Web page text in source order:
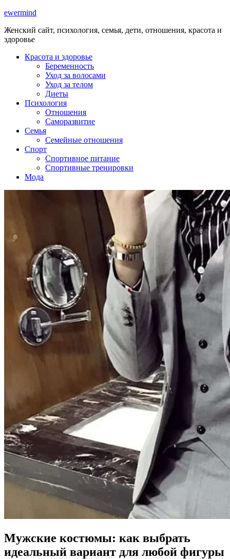
ewermind
Женский сайт, психология, семья, дети, отношения, красота и
здоровье
Красота и здоровье
Беременность
Уход за волосами
Уход за телом
Диеты
Психология
Отношения
Саморазвитие
Семья
Семейные отношения
Спорт
Спортивное питание
Спортивные тренировки
Мода
Мужские костюмы: как выбрать
идеальный вариант для любой фигуры